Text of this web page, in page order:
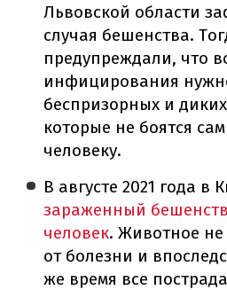
Львовской области
случая бешенства.
предупреждали, что
инфицирования
беспризорных и
которые не боятся
человеку.
В августе 2021 года в
зараженный
человек. Животное
от болезни и
же время все